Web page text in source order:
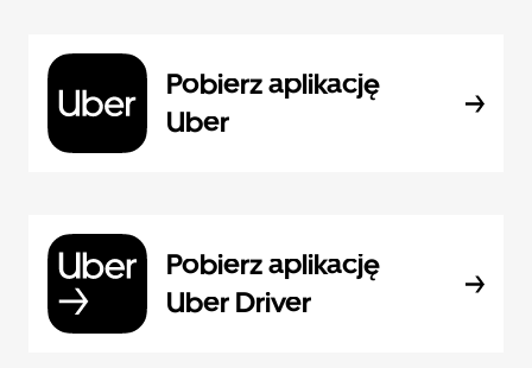
Pobierz aplikację
Uber
Pobierz aplikację
Uber Driver